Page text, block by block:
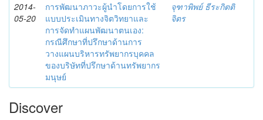
2014-
05-20
การพัฒนาภาวะผู้นำโดยการใช้
แบบประเมินทางจิตวิทยาและ
การจัดทำแผนพัฒนาตนเอง:
กรณีศึกษาที่ปรึกษาด้านการ
วางแผนบริหารทรัพยากรบุคคล
ของบริษัทที่ปรึกษาด้านทรัพยากร
มนุษย์
จุฑาพิพย์ ธีระกิตติ
จิตร
Discover